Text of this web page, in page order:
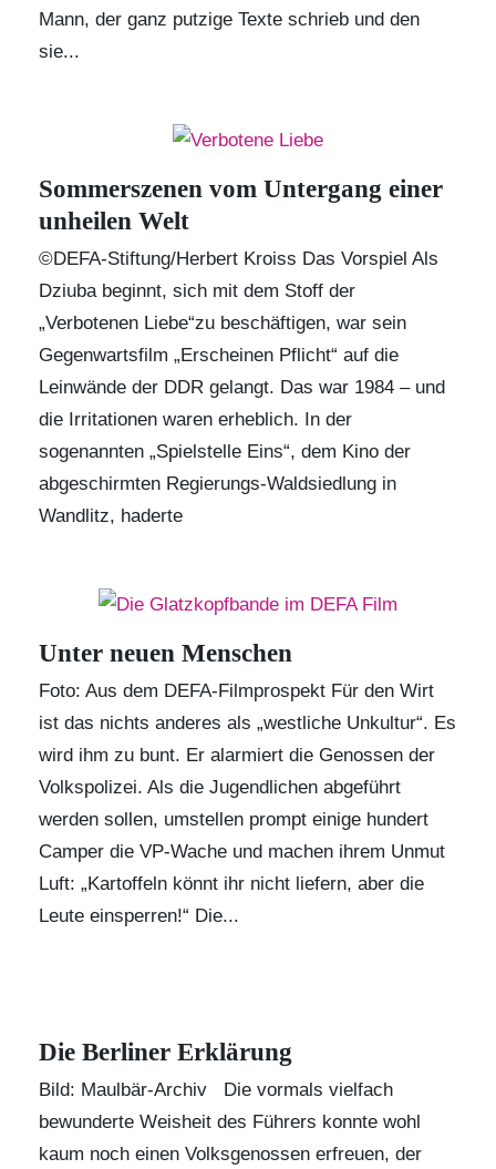
Mann, der ganz putzige Texte schrieb und den
sie...
Sommerszenen vom Untergang einer
unheilen Welt
©DEFA-Stiftung/Herbert Kroiss Das Vorspiel Als
Dziuba beginnt, sich mit dem Stoff der
„Verbotenen Liebe“zu beschäftigen, war sein
Gegenwartsfilm „Erscheinen Pflicht“ auf die
Leinwände der DDR gelangt. Das war 1984 – und
die Irritationen waren erheblich. In der
sogenannten „Spielstelle Eins“, dem Kino der
abgeschirmten Regierungs-Waldsiedlung in
Wandlitz, haderte
Unter neuen Menschen
Foto: Aus dem DEFA-Filmprospekt Für den Wirt
ist das nichts anderes als „westliche Unkultur“. Es
wird ihm zu bunt. Er alarmiert die Genossen der
Volkspolizei. Als die Jugendlichen abgeführt
werden sollen, umstellen prompt einige hundert
Camper die VP-Wache und machen ihrem Unmut
Luft: „Kartoffeln könnt ihr nicht liefern, aber die
Leute einsperren!“ Die...
Die Berliner Erklärung
Bild: Maulbär-Archiv Die vormals vielfach
bewunderte Weisheit des Führers konnte wohl
kaum noch einen Volksgenossen erfreuen, der